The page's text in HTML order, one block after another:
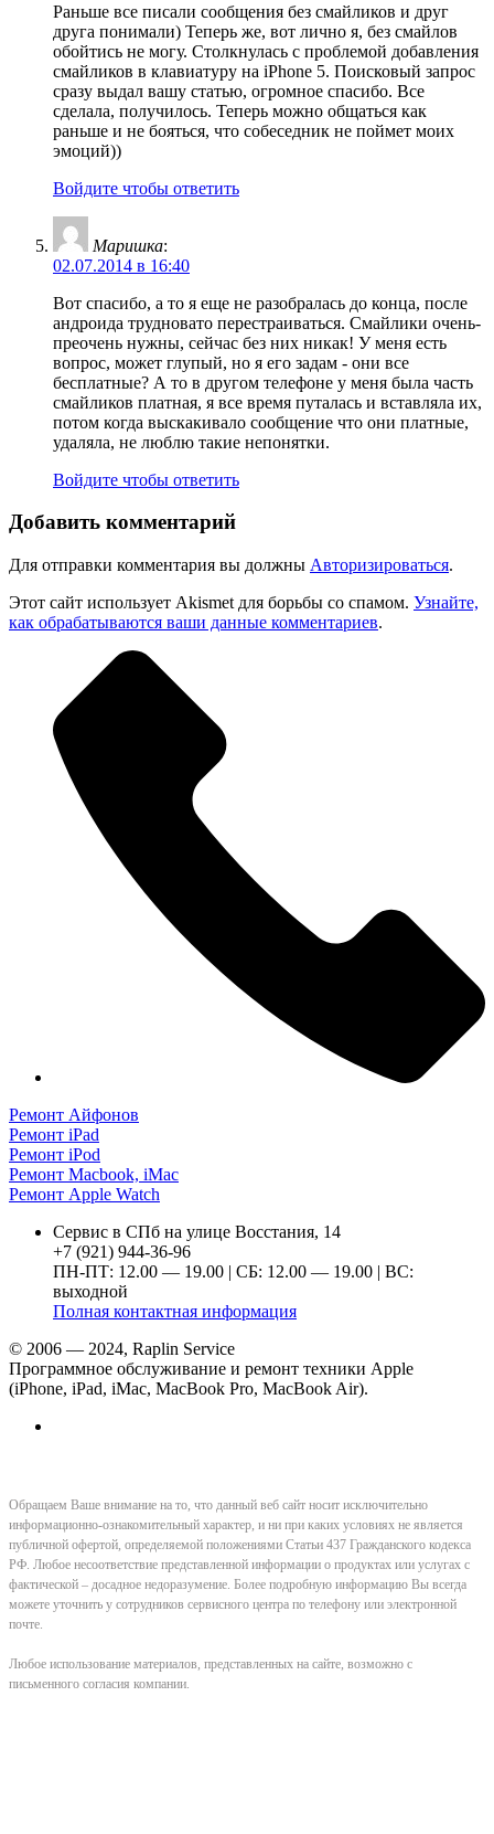
Раньше все писали сообщения без смайликов и друг
друга понимали) Теперь же, вот лично я, без смайлов
обойтись не могу. Столкнулась с проблемой добавления
смайликов в клавиатуру на iPhone 5. Поисковый запрос
сразу выдал вашу статью, огромное спасибо. Все
сделала, получилось. Теперь можно общаться как
раньше и не бояться, что собеседник не поймет моих
эмоций))
Войдите чтобы ответить
Маришка:
02.07.2014 в 16:40
Вот спасибо, а то я еще не разобралась до конца, после
андроида трудновато перестраиваться. Смайлики очень-
преочень нужны, сейчас без них никак! У меня есть
вопрос, может глупый, но я его задам - они все
бесплатные? А то в другом телефоне у меня была часть
смайликов платная, я все время путалась и вставляла их,
потом когда выскакивало сообщение что они платные,
удаляла, не люблю такие непонятки.
Войдите чтобы ответить
Добавить комментарий
Для отправки комментария вы должны Авторизироваться.
Этот сайт использует Akismet для борьбы со спамом. Узнайте,
как обрабатываются ваши данные комментариев.
Ремонт Айфонов
Ремонт iPad
Ремонт iPod
Ремонт Macbook, iMac
Ремонт Apple Watch
Сервис в СПб на улице Восстания, 14
+7 (921) 944-36-96
ПН-ПТ: 12.00 — 19.00 | СБ: 12.00 — 19.00 | ВС:
выходной
Полная контактная информация
© 2006 — 2024, Raplin Service
Программное обслуживание и ремонт техники Apple
(iPhone, iPad, iMac, MacBook Pro, MacBook Air).
Обращаем Ваше внимание на то, что данный веб сайт носит исключительно
информационно-ознакомительный характер, и ни при каких условиях не является
публичной офертой, определяемой положениями Статьи 437 Гражданского кодекса
РФ. Любое несоответствие представленной информации о продуктах или услугах с
фактической – досадное недоразумение. Более подробную информацию Вы всегда
можете уточнить у сотрудников сервисного центра по телефону или электронной
почте.
Любое использование материалов, представленных на сайте, возможно с
письменного согласия компании.